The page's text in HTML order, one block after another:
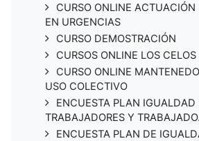
CURSO ONLINE ACTUACIÓN
EN URGENCIAS
CURSO DEMOSTRACIÓN
CURSOS ONLINE LOS
CURSO ONLINE
USO COLECTIVO
ENCUESTA PLAN IGUALDAD
TRABAJADORES Y
ENCUESTA PLAN DE